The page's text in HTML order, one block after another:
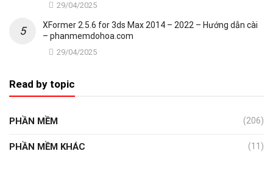
29/04/2025
XFormer 2.5.6 for 3ds Max 2014 – 2022 – Hướng dẫn cài
– phanmemdohoa.com
29/04/2025
Read by topic
PHẦN MỀM (206)
PHẦN MỀM KHÁC (11)